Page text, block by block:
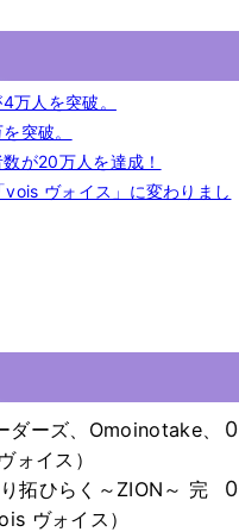
人を突破。
突破。
が20万人を達成！
ヴォイス」に変わりまし
ダーズ、Omoinotake、
イス）
0
拓ひらく～ZION～ 完
ヴォイス）
0